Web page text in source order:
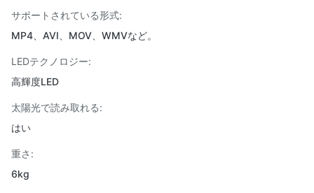
サポートされている形式:
MP4、AVI、MOV、WMVなど。
LEDテクノロジー:
高輝度LED
太陽光で読み取れる:
はい
重さ:
6kg